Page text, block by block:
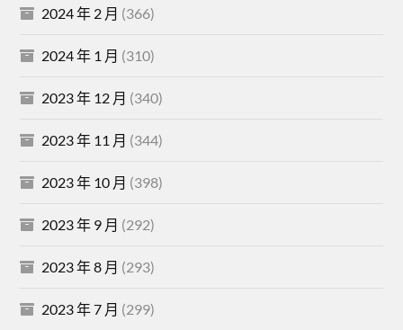
2024 年 2 月 (366)
2024 年 1 月 (310)
2023 年 12 月 (340)
2023 年 11 月 (344)
2023 年 10 月 (398)
2023 年 9 月 (292)
2023 年 8 月 (293)
2023 年 7 月 (299)